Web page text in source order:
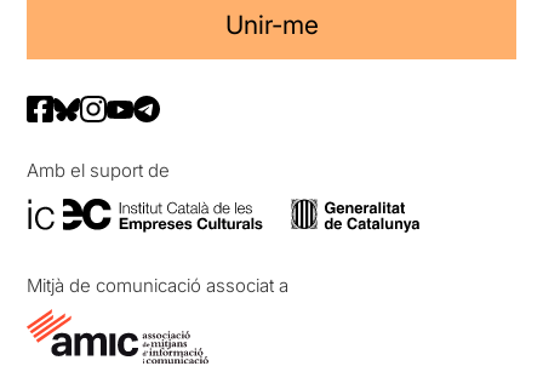
Unir-me
Amb el suport de
Mitjà de comunicació associat a